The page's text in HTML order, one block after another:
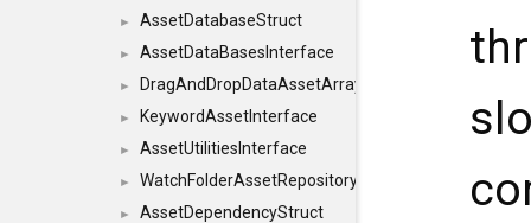
► AssetDatabaseStruct
► AssetDataBasesInterface
► DragAndDropDataAssetArray
► KeywordAssetInterface
► AssetUtilitiesInterface
► WatchFolderAssetRepositoryInterface
► AssetDependencyStruct